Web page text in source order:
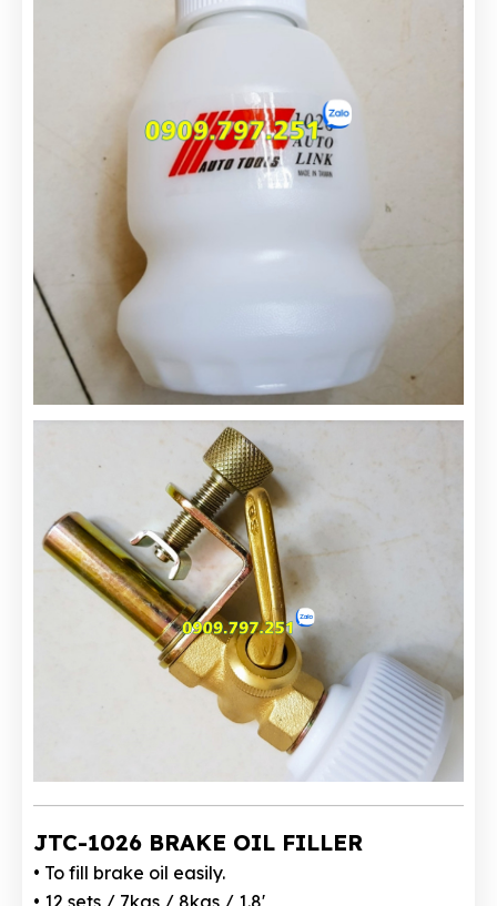
JTC-1026 BRAKE OIL FILLER
• To fill brake oil easily.
• 12 sets / 7kgs / 8kgs / 1.8'